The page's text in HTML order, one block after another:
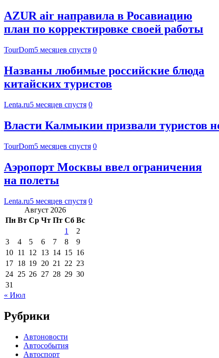
AZUR air направила в Росавиацию
план по корректировке своей работы
TourDom5 месяцев спустя 0
Названы любимые российские блюда
китайских туристов
Lenta.ru5 месяцев спустя 0
Власти Калмыкии призвали туристов
TourDom5 месяцев спустя 0
Аэропорт Москвы ввел ограничения
на полеты
Lenta.ru5 месяцев спустя 0
Август 2026
Пн Вт Ср Чт Пт Сб Вс
1
2
3
4 5 6 7 8
9
10 11 12 13 14 15 16
17 18 19 20 21 22 23
24 25 26 27 28 29 30
31
« Июл
Рубрики
Автоновости
Автособытия
Автоспорт